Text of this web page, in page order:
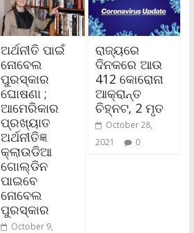
ଅର୍ଥନୀତି ପାଇଁ
ନୋବେଲ
ପୁରସ୍କାର
ଘୋଷଣା ;
ଆମେରିକାର
ପ୍ରଖ୍ୟାତ
ଅର୍ଥନୀତିଜ୍ଞ
କ୍ଲାଉଡିଆ
ଗୋଲ୍ଡିନ
ପାଇବେ
ନୋବେଲ
ପୁରସ୍କାର
October 9,
ରାଜ୍ୟରେ
ଦିନକରେ ଆଉ
412 କୋରୋନା
ଆକ୍ରାନ୍ତ
ଚିହ୍ନଟ, 2 ମୃତ
October 28,
2021
0